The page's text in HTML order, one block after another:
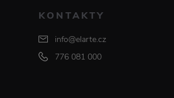
KONTAKTY
info@elarte.cz
776 081 000